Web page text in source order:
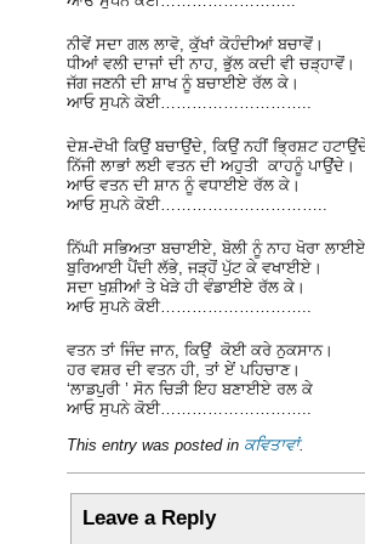
ਨੀਵੇਂ ਸਦਾ ਗਲ ਲਾਵੋ, ਕੁੱਖਾਂ ਕੋਹੰਦੀਆਂ ਬਚਾਵੋਂ।
ਧੀਆਂ ਵਲੀ ਦਾਜਾਂ ਦੀ ਨਾਹ, ਭੁੱਲ ਕਦੀ ਵੀ ਚੜ੍ਹਾਵੋਂ।
ਜੱਗ ਜਣਨੀ ਦੀ ਸ਼ਾਖ ਨੂੰ ਬਚਾਈਏ ਰੱਲ ਕੇ।
ਆਓ ਸੁਪਨੇ ਕੋਈ………………………..
ਦੇਸ਼-ਦੋਖੀ ਕਿਉਂ ਬਚਾਉਂਦੇ, ਕਿਉਂ ਨਹੀਂ ਭ੍ਰਿਸ਼ਟ
ਨਿੱਜੀ ਲਾਭਾਂ ਲਈ ਵਤਨ ਦੀ ਅਹੁਤੀ ਕਾਹਨੂੰ ਪਾਉਂਦੇ।
ਆਓ ਵਤਨ ਦੀ ਸ਼ਾਨ ਨੂੰ ਵਧਾਈਏ ਰੱਲ ਕੇ।
ਆਓ ਸੁਪਨੇ ਕੋਈ…………………………..
ਨਿੱਘੀ ਸਭਿਅਤਾ ਬਚਾਈਏ, ਬੋਲੀ ਨੂੰ ਨਾਹ ਖੋਰਾ
ਬੁਰਿਆਈ ਪੈਂਦੀ ਲੱਭੇ, ਜੜ੍ਹੋਂ ਪੁੱਟ ਕੇ ਵਖਾਈਏ।
ਸਦਾ ਖੁਸ਼ੀਆਂ ਤੇ ਖੇੜੇ ਹੀ ਵੰਡਾਈਏ ਰੱਲ ਕੇ।
ਆਓ ਸੁਪਨੇ ਕੋਈ………………………..
ਵਤਨ ਤਾਂ ਜਿੰਦ ਜਾਨ, ਕਿਉਂ ਕੋਈ ਕਰੇ ਨੁਕਸਾਨ।
ਹਰ ਵਸ਼ਰ ਦੀ ਵਤਨ ਹੀ, ਤਾਂ ਏਂ ਪਹਿਚਾਣ।
‘ਲਾਡਪੁਰੀ ’ ਸੋਨ ਚਿੜੀ ਇਹ ਬਣਾਈਏ ਰਲ ਕੇ
ਆਓ ਸੁਪਨੇ ਕੋਈ………………………..
This entry was posted in ਕਵਿਤਾਵਾਂ.
Leave a Reply